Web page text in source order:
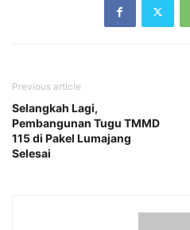
Previous article
Selangkah Lagi,
Pembangunan Tugu TMMD
115 di Pakel Lumajang
Selesai